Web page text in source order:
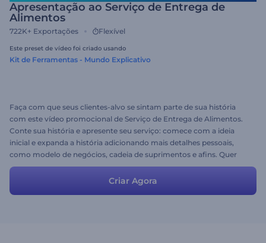
Apresentação ao Serviço de Entrega de
Alimentos
722K+ Exportações Flexível
Este preset de vídeo foi criado usando
Kit de Ferramentas - Mundo Explicativo
Faça com que seus clientes-alvo se sintam parte de sua história
com este vídeo promocional de Serviço de Entrega de Alimentos.
Conte sua história e apresente seu serviço: comece com a ideia
inicial e expanda a história adicionando mais detalhes pessoais,
como modelo de negócios, cadeia de suprimentos e afins. Quer
você use a história como é ou a torne mais personalizada, com
certeza será uma história divertida.Criar Agora